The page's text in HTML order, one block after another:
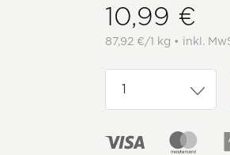
10,99 €
87,92 €/1 kg • inkl.